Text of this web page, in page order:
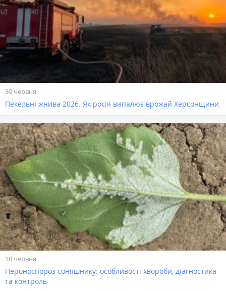
30 червня
Пекельні жнива 2026. Як росія випалює врожай Херсонщини
18 червня
Пероноспороз соняшнику: особливості хвороби, діагностика
та контроль